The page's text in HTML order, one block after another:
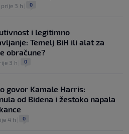
prije 3 h 0
i legitimno
Temelj BiH ili alat za
obračune?
3 h 0
govor Kamale Harris:
od Bidena i žestoko napala
4 h 0